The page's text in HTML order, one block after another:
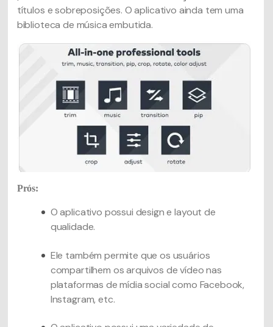
títulos e sobreposições. O aplicativo ainda tem uma
biblioteca de música embutida.
Prós:
O aplicativo possui design e layout de
qualidade.
Ele também permite que os usuários
compartilhem os arquivos de vídeo nas
plataformas de mídia social como Facebook,
Instagram, etc.